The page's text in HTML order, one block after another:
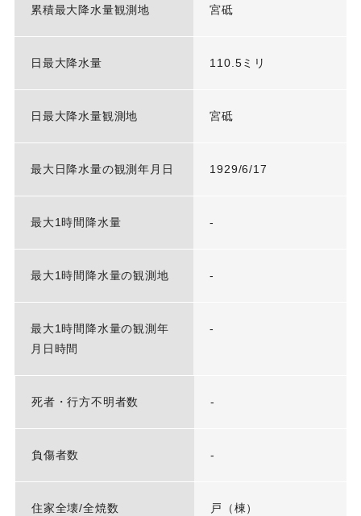
累積最大降水量観測地 宮砥
日最大降水量 110.5ミリ
日最大降水量観測地 宮砥
最大日降水量の観測年月日 1929/6/17
最大1時間降水量 -
最大1時間降水量の観測地 -
最大1時間降水量の観測年
月日時間
-
死者・行方不明者数 -
負傷者数 -
住家全壊/全焼数 戸（棟）